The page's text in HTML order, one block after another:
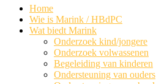
Home
Wie is Marink / HBdPC
Wat biedt Marink
Onder­zoek kind/jongere
Onder­zoek volwassenen
Bege­lei­ding van kinderen
Onder­steu­ning van ouders